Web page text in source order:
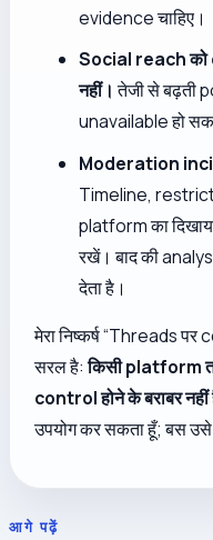
evidence चाहिए।
Social reach
नहीं। तेजी से बढ़ती
unavailable हो
Moderation
Timeline,
platform का
रखें। बाद की
देता है।
मेरा निष्कर्ष “Threads
सरल है:किसी platform
control होने के बराबर नहीं
उपयोग कर सकता हूँ; बस
आगे पढ़ें